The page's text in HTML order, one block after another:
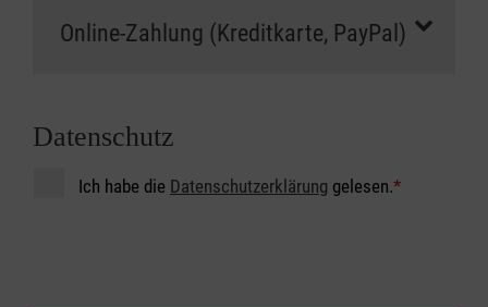
Datenschutz
Ich habe die Datenschutzerklärung gelesen.*